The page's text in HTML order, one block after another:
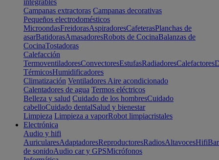
integrables
Campanas extractoras Campanas decorativas
Pequeños electrodomésticos
MicroondasFreidorasAspiradoresCafeterasPlanchas de
asarBatidorasAmasadoresRobots de CocinaBalanzas de
CocinaTostadoras
Calefacción
TermoventiladoresConvectoresEstufasRadiadoresCalefactores
TérmicosHumidificadores
Climatización Ventiladores Aire acondicionado
Calentadores de agua Termos eléctricos
Belleza y salud Cuidado de los hombresCuidado
cabelloCuidado dentalSalud y bienestar
Limpieza Limpieza a vaporRobot limpiacristales
Electrónica
Audio y hifi
AuricularesAdaptadoresReproductoresRadiosAltavocesHifi
de sonidoAudio car y GPSMicrófonos